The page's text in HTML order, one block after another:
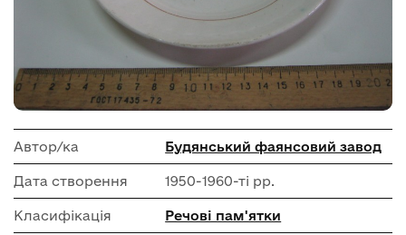
Автор/ка Будянський фаянсовий завод
Дата створення 1950-1960-ті рр.
Класифікація Речові пам'ятки